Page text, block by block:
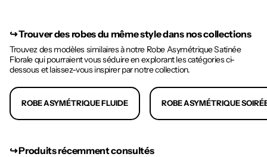
↪︎Trouver des robes du même style dans nos collections
Trouvez des modèles similaires à notre Robe Asymétrique Satinée
Florale qui pourraient vous séduire en explorant les catégories ci-
dessous et laissez-vous inspirer par notre collection.
ROBE ASYMÉTRIQUE FLUIDE ROBE ASYMÉTRIQUE
↪︎ Produits récemment consultés